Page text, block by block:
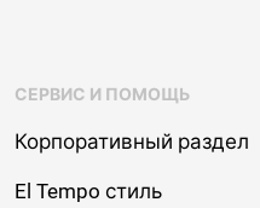
СЕРВИС И ПОМОЩЬ
Корпоративный раздел
El Tempo стиль